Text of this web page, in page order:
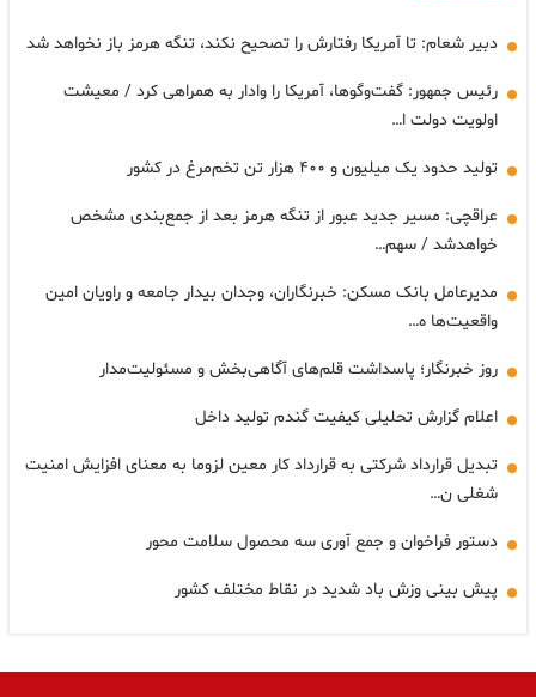
دبیر شعام: تا آمریکا رفتارش را تصحیح نکند، تنگه هرمز باز نخواهد شد
رئیس جمهور: گفت‌وگوها، آمریکا را وادار به همراهی کرد / معیشت
اولویت دولت ا…
تولید حدود یک میلیون و ۴۰۰ هزار تن تخم‌مرغ در کشور
عراقچی: مسیر جدید عبور از تنگه هرمز بعد از جمع‌بندی مشخص
خواهدشد / سهم…
مدیرعامل بانک مسکن: خبرنگاران، وجدان بیدار جامعه و راویان امین
واقعیت‌ها ه…
روز خبرنگار؛ پاسداشت قلم‌های آگاهی‌بخش و مسئولیت‌مدار
اعلام گزارش تحلیلی کیفیت گندم تولید داخل
تبدیل قرارداد شرکتی به قرارداد کار معین لزوما به معنای افزایش امنیت
شغلی ن…
دستور فراخوان و جمع آوری سه محصول سلامت محور
پیش بینی وزش باد شدید در نقاط مختلف کشور